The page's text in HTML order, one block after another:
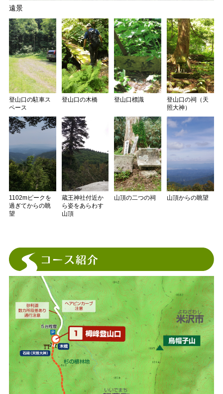
遠景
登山口の駐車ス
ペース
登山口の木橋 登山口標識
登山口の祠（天
照大神）
1102mピークを
過ぎてからの眺
望
蔵王神社付近か
ら姿をあらわす
山頂
山頂の二つの祠 山頂からの眺望